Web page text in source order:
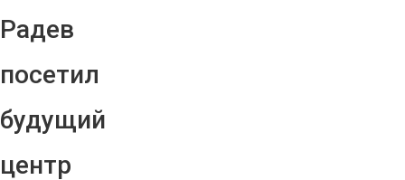
Радев
посетил
будущий
центр